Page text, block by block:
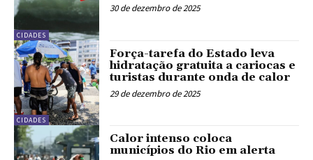
CIDADES
30 de dezembro de 2025
CIDADES
Força-tarefa do Estado leva
hidratação gratuita a cariocas e
turistas durante onda de calor
29 de dezembro de 2025
Calor intenso coloca
municípios do Rio em alerta